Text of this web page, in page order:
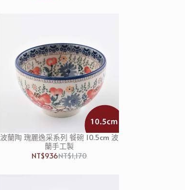
波蘭陶 瑰麗逸采系列 餐碗 10.5cm 波
蘭手工製
NT$936NT$1,170